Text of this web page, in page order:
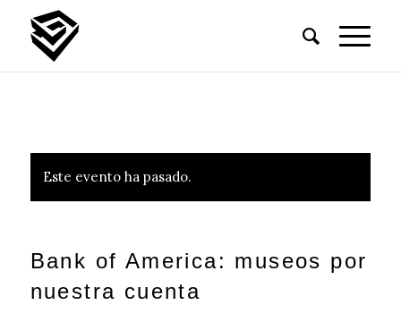
Este evento ha pasado.
Bank of America: museos por
nuestra cuenta